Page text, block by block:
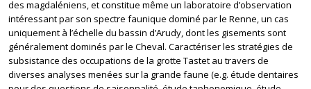
des magdaléniens, et constitue même un laboratoire d’observation
intéressant par son spectre faunique dominé par le Renne, un cas
uniquement à l’échelle du bassin d’Arudy, dont les gisements sont
généralement dominés par le Cheval. Caractériser les stratégies de
subsistance des occupations de la grotte Tastet au travers de
diverses analyses menées sur la grande faune (e.g. étude dentaires